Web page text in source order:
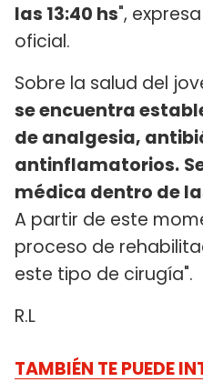
las 13:40 hs",
oficial.
Sobre la salud del
se encuentra
de analgesia,
antinflamatorios.
médica dentro de
A partir de este
proceso de
este tipo de cirugía".
R.L
TAMBIÉN TE PUEDE